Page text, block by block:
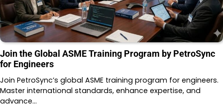
Join the Global ASME Training Program by PetroSync
for Engineers
Join PetroSync’s global ASME training program for engineers.
Master international standards, enhance expertise, and
advance…